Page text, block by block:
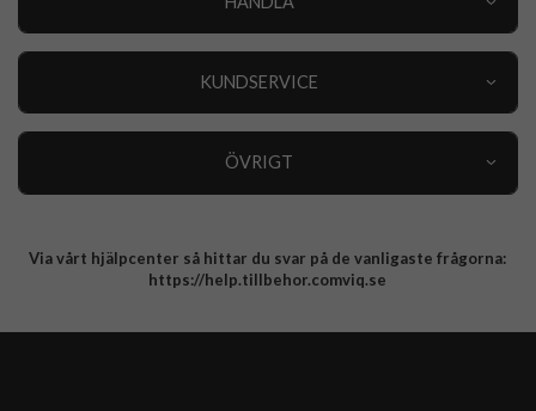
KUNDSERVICE
ÖVRIGT
Integritetspolicy
Via vårt hjälpcenter så hittar du svar på de vanligaste frågorna:
https://help.tillbehor.comviq.se